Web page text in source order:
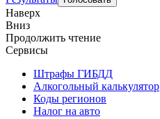
Наверх
Вниз
Продолжить чтение
Сервисы
Штрафы ГИБДД
Алкогольный калькулятор
Коды регионов
Налог на авто